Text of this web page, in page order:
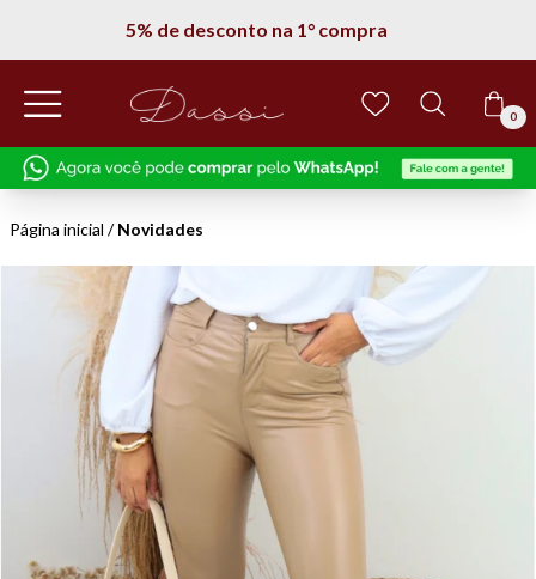
Entregamos em todo Brasil
0
Página inicial /Novidades